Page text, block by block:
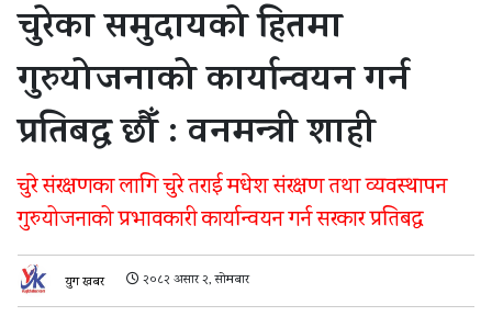
चुरेका समुदायको हितमा
गुरुयोजनाको कार्यान्वयन गर्न
प्रतिबद्ध छौँ : वनमन्त्री शाही
चुरे संरक्षणका लागि चुरे तराई मधेश संरक्षण तथा व्यवस्थापन
गुरुयोजनाको प्रभावकारी कार्यान्वयन गर्न सरकार प्रतिबद्ध
युग खबर २०८२ असार २, सोमबार